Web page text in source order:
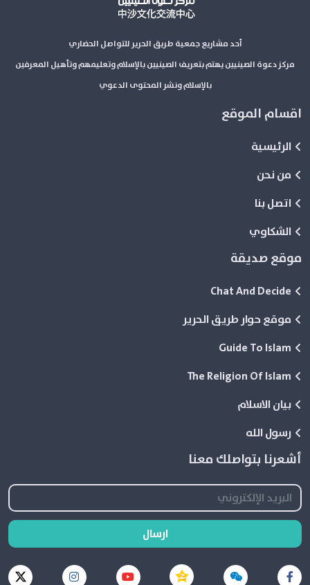
أحد مشاريع جمعية طريق الحرير للتواصل الحضاري
مركز دعوة الصينيين يهتم بتعريف الصينيين بالإسلام وتعليمهم وتأهيل المعرفين
بالإسلام ونشر المحتوى الدعوي
اقسام الموقع
الرئيسية
من نحن
اتصل بنا
الشكاوي
موقع صديقة
Chat And Decide
موقع حوار طريق الحرير
Guide To Islam
The Religion Of Islam
بيان الاسلام
رسول الله
أشعرنا بتواصلك معنا
ارسال